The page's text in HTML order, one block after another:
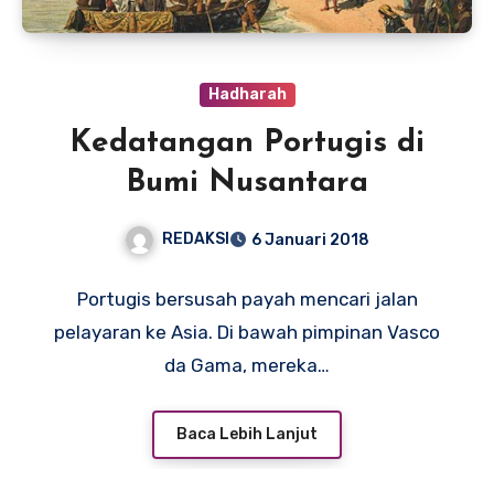
Hadharah
Kedatangan Portugis di
Bumi Nusantara
REDAKSI 6 Januari 2018
Portugis bersusah payah mencari jalan
pelayaran ke Asia. Di bawah pimpinan Vasco
da Gama, mereka…
Baca Lebih Lanjut